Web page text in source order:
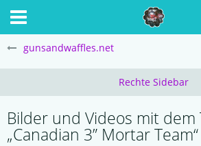
gunsandwaffles.net
Bilder und Videos mit dem
„Canadian 3” Mortar Team“